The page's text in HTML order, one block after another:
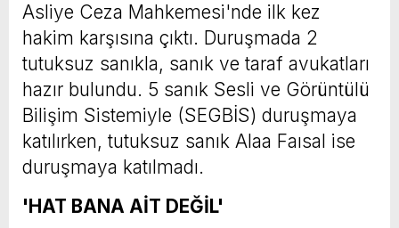
Asliye Ceza Mahkemesi'nde ilk kez
hakim karşısına çıktı. Duruşmada 2
tutuksuz sanıkla, sanık ve taraf avukatları
hazır bulundu. 5 sanık Sesli ve Görüntülü
Bilişim Sistemiyle (SEGBİS) duruşmaya
katılırken, tutuksuz sanık Alaa Faısal ise
duruşmaya katılmadı.
'HAT BANA AİT DEĞİL'